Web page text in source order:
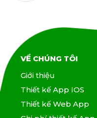
VỀ CHÚNG TÔI
Giới thiệu
Thiết kế App IOS
Thiết kế Web App